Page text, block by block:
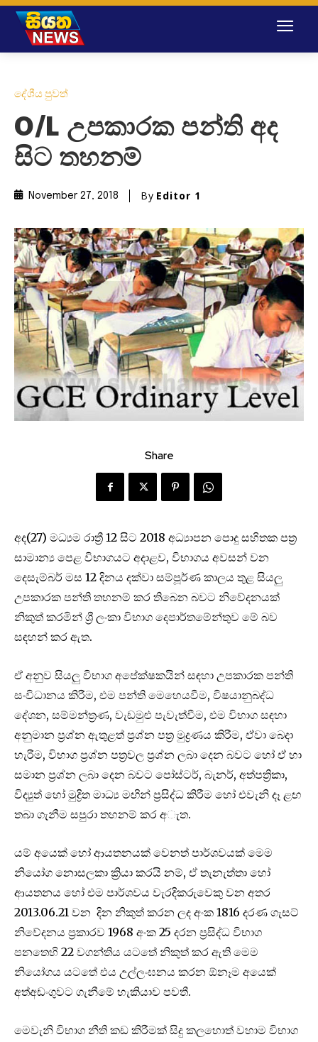
දේශීය පුවත්
O/L උපකාරක පන්ති අද
සිට තහනම්
November 27, 2018 By Editor 1
Share
අද(27) මධ්‍යම රාත්‍රී 12 සිට 2018 අධ්‍යාපන පොදු සහිතක පත්‍ර
සාමාන්‍ය පෙළ විභාගයට අදාළව, විභාගය අවසන් වන
දෙසැම්බර් මස 12 දිනය දක්වා සම්පූර්ණ කාලය තුළ සියලු
උපකාරක පන්ති තහනම් කර තිබෙන බවට නිවේදනයක්
නිකුත් කරමින් ශ්‍රී ලංකා විභාග දෙපාර්තමේන්තුව මේ බව
සඳහන් කර ඇත.
ඒ අනුව සියලු විභාග අපේක්ෂකයින් සඳහා උපකාරක පන්ති
සංවිධානය කිරීම, එම පන්ති මෙහෙයවීම, විෂයානුබද්ධ
දේශන, සම්මන්ත්‍රණ, වැඩමුළු පැවැත්වීම, එම විභාග සඳහා
අනුමාන ප්‍රශ්න ඇතුළත් ප්‍රශ්න පත්‍ර මුද්‍රණය කිරීම, ඒවා බෙදා
හැරීම, විභාග ප්‍රශ්න පත්‍රවල ප්‍රශ්න ලබා දෙන බවට හෝ ඒ හා
සමාන ප්‍රශ්න ලබා දෙන බවට පෝස්ටර්, බැනර්, අත්පත්‍රිකා,
විද්‍යුත් හෝ මුද්‍රිත මාධ්‍ය මඟින් ප්‍රසිද්ධ කිරීම හෝ එවැනි දෑ ළඟ
තබා ගැනීම සපුරා තහනම් කර අැත.
යම් අයෙක් හෝ ආයතනයක් වෙනත් පාර්ශවයක් මෙම
නියෝග නොසලකා ක්‍රියා කරයි නම්, ඒ තැනැත්තා හෝ
ආයතනය හෝ එම පාර්ශවය වැරදිකරුවෙකු වන අතර
2013.06.21 වන දින නිකුත් කරන ලද අංක 1816 දරණ ගැසට්
නිවේදනය ප්‍රකාරව 1968 අංක 25 දරන ප්‍රසිද්ධ විභාග
පනතෙහි 22 වගන්තිය යටතේ නිකුත් කර ඇති මෙම
නියෝගය යටතේ එය උල්ලංඝනය කරන ඕනෑම අයෙක්
අත්අඩංගුවට ගැනීමේ හැකියාව පවතී.
මෙවැනි විභාග නීති කඩ කිරීමක් සිදු කලහොත් වහාම විභාග